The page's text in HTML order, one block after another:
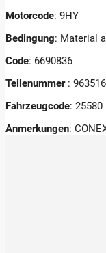
Motorcode: 9HY
Bedingung: Material
Code: 6690836
Teilenummer :
Fahrzeugcode: 25580
Anmerkungen: